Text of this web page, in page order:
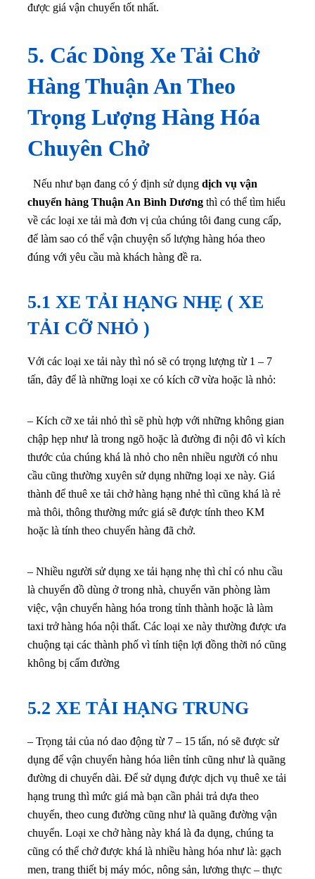
được giá vận chuyển tốt nhất.
5. Các Dòng Xe Tải Chở
Hàng Thuận An Theo
Trọng Lượng Hàng Hóa
Chuyên Chở
Nếu như bạn đang có ý định sử dụng dịch vụ vận
chuyển hàng Thuận An Bình Dương thì có thể tìm hiểu
về các loại xe tải mà đơn vị của chúng tôi đang cung cấp,
để làm sao có thể vận chuyện số lượng hàng hóa theo
đúng với yêu cầu mà khách hàng đề ra.
5.1 XE TẢI HẠNG NHẸ ( XE
TẢI CỠ NHỎ )
Với các loại xe tải này thì nó sẽ có trọng lượng từ 1 – 7
tấn, đây để là những loại xe có kích cỡ vừa hoặc là nhỏ:
– Kích cỡ xe tải nhỏ thì sẽ phù hợp với những không gian
chập hẹp như là trong ngõ hoặc là đường đi nội đô vì kích
thước của chúng khá là nhỏ cho nên nhiều người có nhu
cầu cũng thường xuyên sử dụng những loại xe này. Giá
thành để thuê xe tải chở hàng hạng nhẻ thì cũng khá là rẻ
mà thôi, thông thường mức giá sẽ được tính theo KM
hoặc là tính theo chuyến hàng đã chở.
– Nhiều người sử dụng xe tải hạng nhẹ thì chỉ có nhu cầu
là chuyển đồ dùng ở trong nhà, chuyển văn phòng làm
việc, vận chuyển hàng hóa trong tỉnh thành hoặc là làm
taxi trở hàng hóa nội thất. Các loại xe này thường được ưa
chuộng tại các thành phố vì tính tiện lợi đồng thời nó cũng
không bị cấm đường
5.2 XE TẢI HẠNG TRUNG
– Trọng tải của nó dao động từ 7 – 15 tấn, nó sẽ được sử
dụng để vận chuyển hàng hóa liên tỉnh cũng như là quãng
đường di chuyển dài. Để sử dụng được dịch vụ thuê xe tải
hạng trung thì mức giá mà bạn cần phải trả dựa theo
chuyến, theo cung đường cũng như là quãng đường vận
chuyển. Loại xe chở hàng này khá là đa dụng, chúng ta
cũng có thể chở được khá là nhiều hàng hóa như là: gạch
men, trang thiết bị máy móc, nông sản, lương thực – thực